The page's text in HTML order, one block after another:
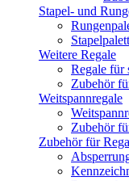
Stapel- und
Weitere Regale
Regale für
Zubehör
Weitspannregale
Zubehör
Zubehör für